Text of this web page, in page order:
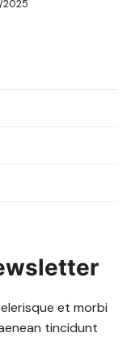
2025
et morbi
tincidunt